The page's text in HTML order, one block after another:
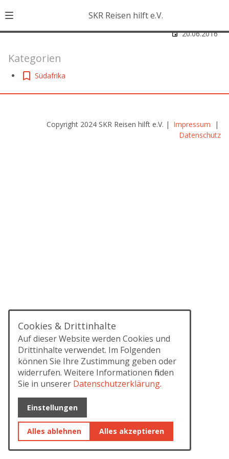
SKR Reisen hilft e.V.
20.06.2016
Kategorien
Südafrika
Copyright 2024 SKR Reisen hilft e.V. | Impressum
|
Datenschutz
Cookies & Drittinhalte
Auf dieser Website werden Cookies und
Drittinhalte verwendet. Im Folgenden
können Sie Ihre Zustimmung geben oder
widerrufen. Weitere Informationen finden
Sie in unserer Datenschutzerklärung.
Einstellungen
Alles ablehnen Alles akzeptieren